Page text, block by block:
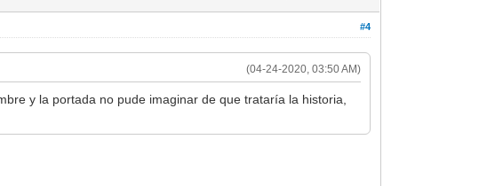
#4
(04-24-2020, 03:50 AM)
y la portada no pude imaginar de que trataría la historia,